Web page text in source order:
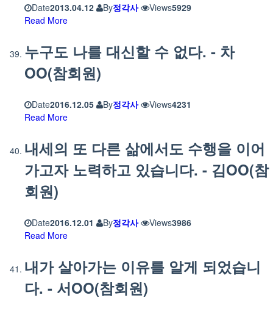
Date2013.04.12 By정각사 Views5929
Read More
누구도 나를 대신할 수 없다. - 차
OO(참회원)
Date2016.12.05 By정각사 Views4231
Read More
내세의 또 다른 삶에서도 수행을 이어
가고자 노력하고 있습니다. - 김OO(참
회원)
Date2016.12.01 By정각사 Views3986
Read More
내가 살아가는 이유를 알게 되었습니
다. - 서OO(참회원)